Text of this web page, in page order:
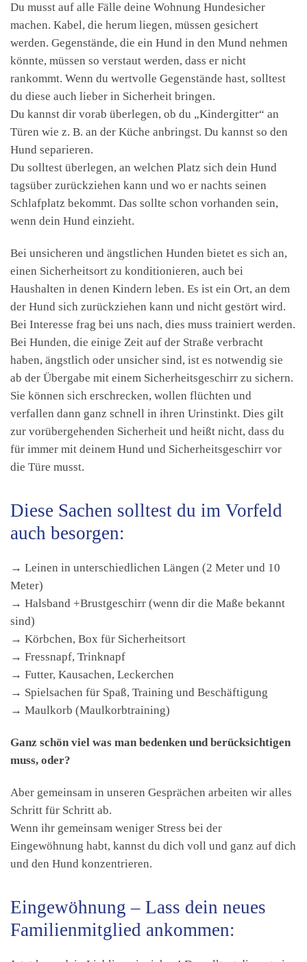
Du musst auf alle Fälle deine Wohnung Hundesicher
machen. Kabel, die herum liegen, müssen gesichert
werden. Gegenstände, die ein Hund in den Mund nehmen
könnte, müssen so verstaut werden, dass er nicht
rankommt. Wenn du wertvolle Gegenstände hast, solltest
du diese auch lieber in Sicherheit bringen.
Du kannst dir vorab überlegen, ob du „Kindergitter“ an
Türen wie z. B. an der Küche anbringst. Du kannst so den
Hund separieren.
Du solltest überlegen, an welchen Platz sich dein Hund
tagsüber zurückziehen kann und wo er nachts seinen
Schlafplatz bekommt. Das sollte schon vorhanden sein,
wenn dein Hund einzieht.
Bei unsicheren und ängstlichen Hunden bietet es sich an,
einen Sicherheitsort zu konditionieren, auch bei
Haushalten in denen Kindern leben. Es ist ein Ort, an dem
der Hund sich zurückziehen kann und nicht gestört wird.
Bei Interesse frag bei uns nach, dies muss trainiert werden.
Bei Hunden, die einige Zeit auf der Straße verbracht
haben, ängstlich oder unsicher sind, ist es notwendig sie
ab der Übergabe mit einem Sicherheitsgeschirr zu sichern.
Sie können sich erschrecken, wollen flüchten und
verfallen dann ganz schnell in ihren Urinstinkt. Dies gilt
zur vorübergehenden Sicherheit und heißt nicht, dass du
für immer mit deinem Hund und Sicherheitsgeschirr vor
die Türe musst.
Diese Sachen solltest du im Vorfeld
auch besorgen:
→ Leinen in unterschiedlichen Längen (2 Meter und 10
Meter)
→ Halsband +Brustgeschirr (wenn dir die Maße bekannt
sind)
→ Körbchen, Box für Sicherheitsort
→ Fressnapf, Trinknapf
→ Futter, Kausachen, Leckerchen
→ Spielsachen für Spaß, Training und Beschäftigung
→ Maulkorb (Maulkorbtraining)
Ganz schön viel was man bedenken und berücksichtigen
muss, oder?
Aber gemeinsam in unseren Gesprächen arbeiten wir alles
Schritt für Schritt ab.
Wenn ihr gemeinsam weniger Stress bei der
Eingewöhnung habt, kannst du dich voll und ganz auf dich
und den Hund konzentrieren.
Eingewöhnung – Lass dein neues
Familienmitglied ankommen: